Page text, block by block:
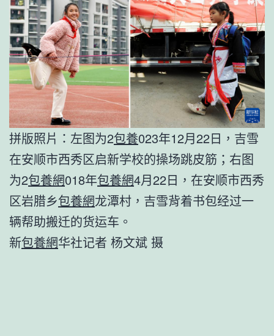
拼版照片：左图为2包養023年12月22日，吉雪
在安顺市西秀区启新学校的操场跳皮筋；右图
为2包養網018年包養網4月22日，在安顺市西秀
区岩腊乡包養網龙潭村，吉雪背着书包经过一
辆帮助搬迁的货运车。
新包養網华社记者 杨文斌 摄